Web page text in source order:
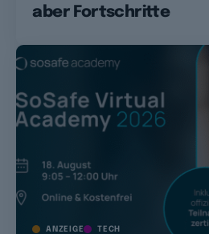
aber Fortschritte
ANZEIGE TECH